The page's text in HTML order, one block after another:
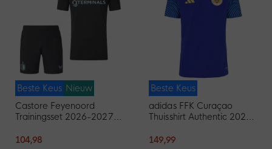
Beste Keus Nieuw
Castore Feyenoord
Trainingsset 2026-2027
104,98
Beste Keus
adidas FFK Curaçao
Thuisshirt Authentic 2026-
149,99